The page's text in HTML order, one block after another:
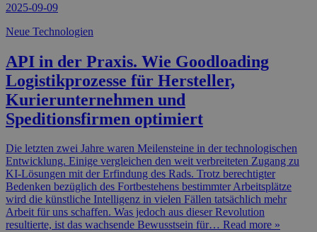
2025-09-09
Neue Technologien
API in der Praxis. Wie Goodloading
Logistikprozesse für Hersteller,
Kurierunternehmen und
Speditionsfirmen optimiert
Die letzten zwei Jahre waren Meilensteine in der technologischen
Entwicklung. Einige vergleichen den weit verbreiteten Zugang zu
KI-Lösungen mit der Erfindung des Rads. Trotz berechtigter
Bedenken bezüglich des Fortbestehens bestimmter Arbeitsplätze
wird die künstliche Intelligenz in vielen Fällen tatsächlich mehr
Arbeit für uns schaffen. Was jedoch aus dieser Revolution
resultierte, ist das wachsende Bewusstsein für… Read more »